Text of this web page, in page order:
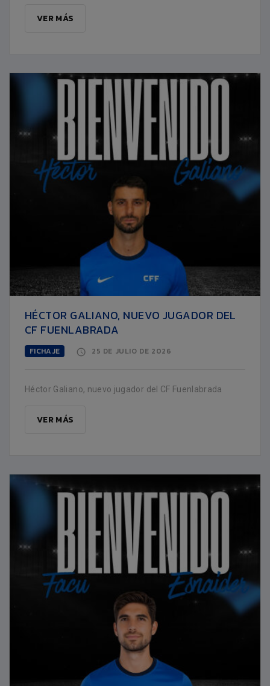
VER MÁS
HÉCTOR GALIANO, NUEVO JUGADOR DEL
CF FUENLABRADA
FICHAJE 25 DE JULIO DE 2026
Héctor Galiano, nuevo jugador del CF Fuenlabrada
VER MÁS